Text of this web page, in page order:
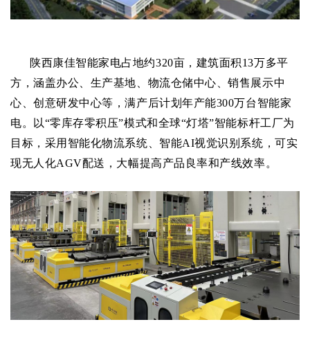
陕西康佳智能家电占地约320亩，建筑面积13万多平
方，涵盖办公、生产基地、物流仓储中心、销售展示中
心、创意研发中心等，满产后计划年产能300万台智能家
电。以“零库存零积压”模式和全球“灯塔”智能标杆工厂为
目标，采用智能化物流系统、智能AI视觉识别系统，可实
现无人化AGV配送，大幅提高产品良率和产线效率。